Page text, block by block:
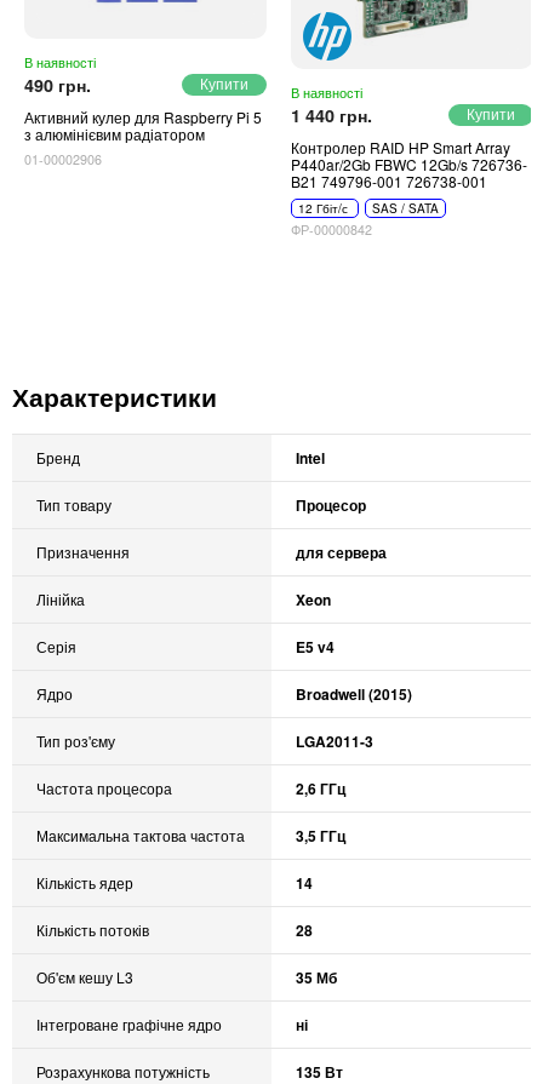
В наявності
490 грн.
Активний кулер для Raspberry Pi 5
з алюмінієвим радіатором
01-00002906
В наявності
1 440 грн.
Контролер RAID HP Smart Array
P440ar/2Gb FBWC 12Gb/s 726736-
B21 749796-001 726738-001
12 Гбіт/с SAS / SATA
ФР-00000842
Характеристики
Бренд Intel
Тип товару Процесор
Призначення для сервера
Лінійка Xeon
Серія E5 v4
Ядро Broadwell (2015)
Тип роз'єму LGA2011-3
Частота процесора 2,6 ГГц
Максимальна тактова частота 3,5 ГГц
Кількість ядер 14
Кількість потоків 28
Об'єм кешу L3 35 Мб
Інтегроване графічне ядро ні
Розрахункова потужність 135 Вт